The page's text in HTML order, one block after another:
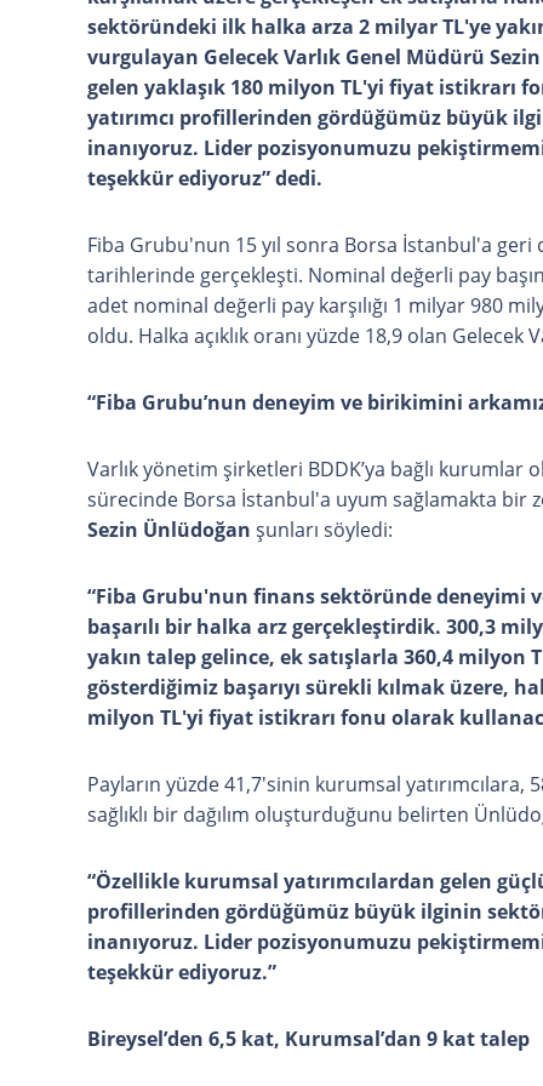
sektöründeki ilk halka arza 2 milyar TL'ye
vurgulayan Gelecek Varlık Genel Müdürü
gelen yaklaşık 180 milyon TL'yi fiyat istikrarı
yatırımcı profillerinden gördüğümüz büyük
inanıyoruz. Lider pozisyonumuzu
teşekkür ediyoruz” dedi.
Fiba Grubu'nun 15 yıl sonra Borsa İstanbul'a geri
tarihlerinde gerçekleşti. Nominal değerli pay
adet nominal değerli pay karşılığı 1 milyar 980
oldu. Halka açıklık oranı yüzde 18,9 olan Gelecek
“Fiba Grubu’nun deneyim ve birikimini
Varlık yönetim şirketleri BDDK’ya bağlı
sürecinde Borsa İstanbul'a uyum sağlamakta bir
Sezin Ünlüdoğan şunları söyledi:
“Fiba Grubu'nun finans sektöründe deneyimi
başarılı bir halka arz gerçekleştirdik. 300,3
yakın talep gelince, ek satışlarla 360,4
gösterdiğimiz başarıyı sürekli kılmak üzere,
milyon TL'yi fiyat istikrarı fonu olarak
Payların yüzde 41,7'sinin kurumsal
sağlıklı bir dağılım oluşturduğunu belirten
“Özellikle kurumsal yatırımcılardan gelen
profillerinden gördüğümüz büyük ilginin
inanıyoruz. Lider pozisyonumuzu
teşekkür ediyoruz.”
Bireysel’den 6,5 kat, Kurumsal’dan 9 kat talep